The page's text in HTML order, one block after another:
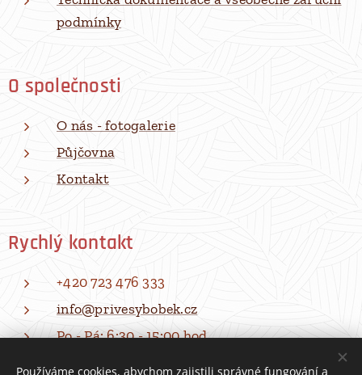
podmínky
O společnosti
O nás - fotogalerie
Půjčovna
Kontakt
Rychlý kontakt
+420 723 476 333
info@privesybobek.cz
Po - Pá: 6:30 - 15:00 hod
Používáme cookies, abychom zajistili správné fungování a